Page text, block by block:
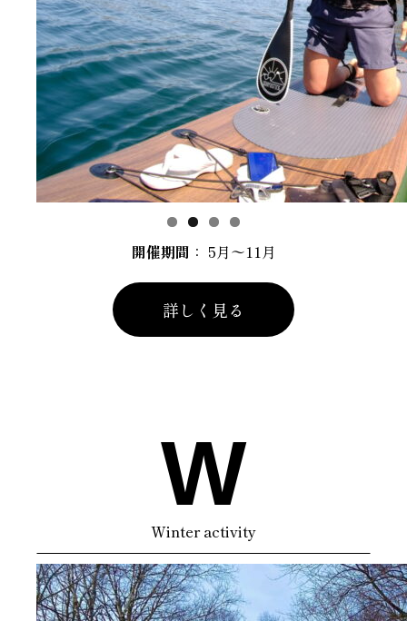
開催期間 ： 5月〜11月
詳しく見る
W
Winter activity